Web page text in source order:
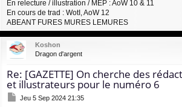
En relecture / illustration / MEP : AoW 10 & 11
En cours de trad : WotI, AoW 12
ABEANT FURES MURES LEMURES
Koshon
Dragon d'argent
Re: [GAZETTE] On cherche des
et illustrateurs pour le numéro 6
M
Jeu 5 Sep 2024 21:35